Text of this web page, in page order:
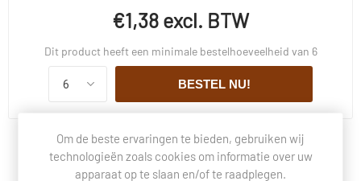
€1,38 excl. BTW
Dit product heeft een minimale bestelhoeveelheid van 6
BESTEL NU!
BESCHRIJVING
Om de beste ervaringen te bieden, gebruiken wij
technologieën zoals cookies om informatie over uw
apparaat op te slaan en/of te raadplegen.